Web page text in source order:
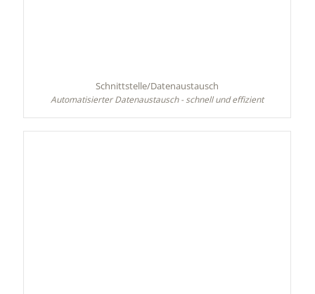
Schnittstelle/Datenaustausch
Automatisierter Datenaustausch - schnell und effizient